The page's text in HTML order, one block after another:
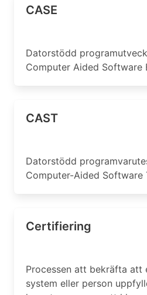
CASE
Datorstödd
Computer Aided Software
CAST
Datorstödd
Computer-Aided Software
Certifiering
Processen att bekräfta att
system eller person